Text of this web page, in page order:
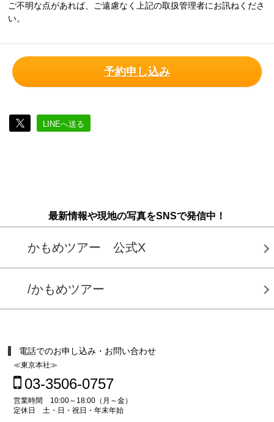
ご不明な点があれば、ご遠慮なく上記の取扱管理者にお訊ねくださ
い。
予約申し込み
LINEへ送る
最新情報や現地の写真をSNSで発信中！
かもめツアー 公式X
/かもめツアー
電話でのお申し込み・お問い合わせ
≪東京本社≫
03-3506-0757
営業時間 10:00～18:00（月～金）
定休日 土・日・祝日・年末年始